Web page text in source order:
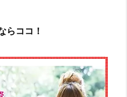
らココ！